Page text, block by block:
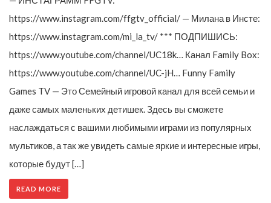
https://www.instagram.com/ffgtv_official/ — Милана в Инсте:
https://www.instagram.com/mi_la_tv/ *** ПОДПИШИСЬ:
https://www.youtube.com/channel/UC18k… Канал Family Box:
https://www.youtube.com/channel/UC-jH… Funny Family
Games TV — Это Семейный игровой канал для всей семьи и
даже самых маленьких детишек. Здесь вы сможете
наслаждаться с вашими любимыми играми из популярных
мультиков, а так же увидеть самые яркие и интересные игры,
которые будут […]
READ MORE